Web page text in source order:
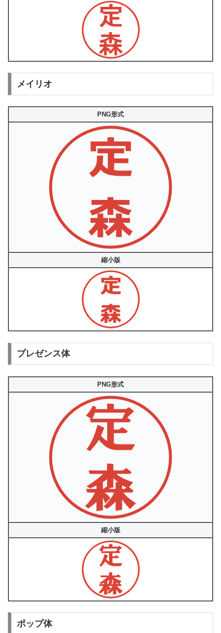
メイリオ
PNG形式
縮小版
プレゼンス体
PNG形式
縮小版
ポップ体